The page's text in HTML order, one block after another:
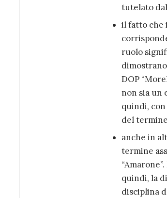
tutelato
il fatto che
ruolo
DOP
non sia un
quindi,
del
anche in
termine
quindi, la
disciplina